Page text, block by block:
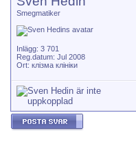
Smegmatiker
Inlägg: 3 701
Reg.datum: Jul 2008
Ort: клізма клініки